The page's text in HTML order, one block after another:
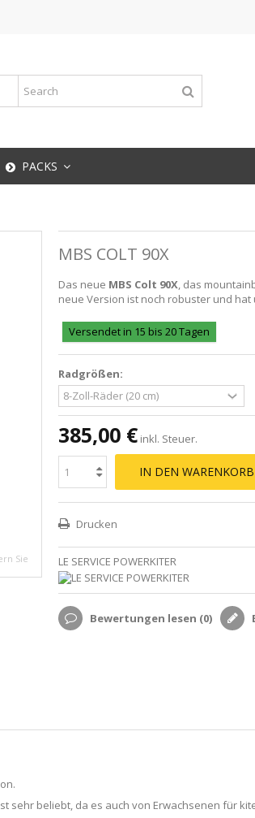
PACKS
Sie
MBS COLT 90X
Das neue MBS Colt 90X, das
neue Version ist noch robuster und hat
Versendet in 15 bis 20 Tagen
Radgrößen:
385,00 € inkl. Steuer.
IN DEN
Drucken
LE SERVICE POWERKITER
Bewertungen lesen (0)
sehr beliebt, da es auch von Erwachsenen für